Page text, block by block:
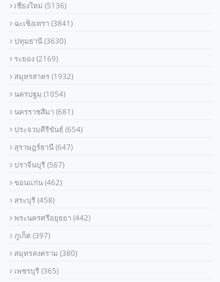
เชียงใหม่
(5136)
ฉะเชิงเทรา
(3841)
ปทุมธานี
(3630)
ระยอง
(2169)
สมุทรสาคร
(1932)
นครปฐม
(1054)
นครราชสีมา
(681)
ประจวบคีรีขันธ์
(654)
สุราษฎร์ธานี
(647)
ปราจีนบุรี
(567)
ขอนแก่น
(462)
สระบุรี
(458)
พระนครศรีอยุธยา
(442)
ภูเก็ต
(397)
สมุทรสงคราม
(380)
เพชรบุรี
(365)